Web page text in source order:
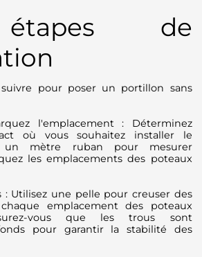
de
pour poser un portillon sans
l'emplacement : Déterminez
où vous souhaitez installer le
un mètre ruban pour mesurer
les emplacements des poteaux
: Utilisez une pelle pour creuser des
emplacement des poteaux
vous que les trous sont
pour garantir la stabilité des